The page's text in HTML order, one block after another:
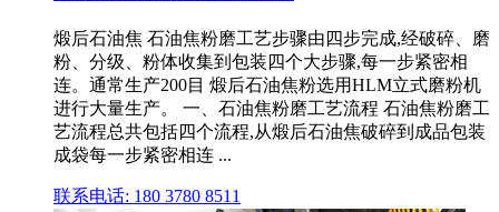
煅后石油焦 石油焦粉磨工艺步骤由四步完成,经破碎、磨
粉、分级、粉体收集到包装四个大步骤,每一步紧密相
连。通常生产200目 煅后石油焦粉选用HLM立式磨粉机
进行大量生产。 一、石油焦粉磨工艺流程 石油焦粉磨工
艺流程总共包括四个流程,从煅后石油焦破碎到成品包装
成袋每一步紧密相连 ...
联系电话: 180 3780 8511